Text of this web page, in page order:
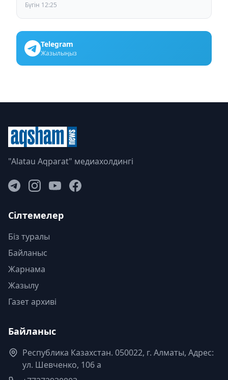
Бүгін 12:25
Telegram
Жазылыңыз
"Alatau Aqparat" медиахолдингі
Сілтемелер
Біз туралы
Байланыс
Жарнама
Жазылу
Газет архиві
Байланыс
Республика Казахстан. 050022, г. Алматы, Адрес:
ул. Шевченко, 106 а